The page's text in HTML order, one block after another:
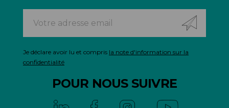
Je déclare avoir lu et compris la note d'information sur la
confidentialité
POUR NOUS SUIVRE